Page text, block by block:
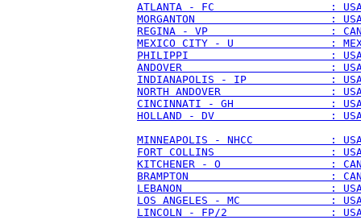
ATLANTA - FC                  :
MORGANTON                     :
REGINA - VP                   :
MEXICO CITY - U               :
PHILIPPI                      :
ANDOVER                       :
INDIANAPOLIS - IP             :
NORTH ANDOVER                 :
CINCINNATI - GH               :
HOLLAND - DV                  :
MINNEAPOLIS - NHCC            :
FORT COLLINS                  :
KITCHENER - O                 :
BRAMPTON                      :
LEBANON                       :
LOS ANGELES - MC              :
LINCOLN - FP/2                :